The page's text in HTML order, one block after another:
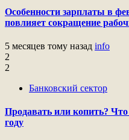
Особенности зарплаты в
повлияет сокращение
5 месяцев тому назад info
2
2
Банковский сектор
Продавать или копить?
году